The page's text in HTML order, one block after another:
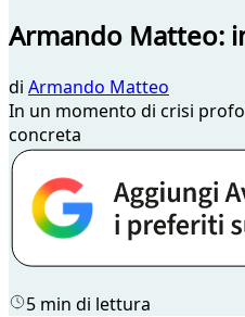
Armando Matteo:
di Armando Matteo
In un momento di crisi
concreta
5 min di lettura